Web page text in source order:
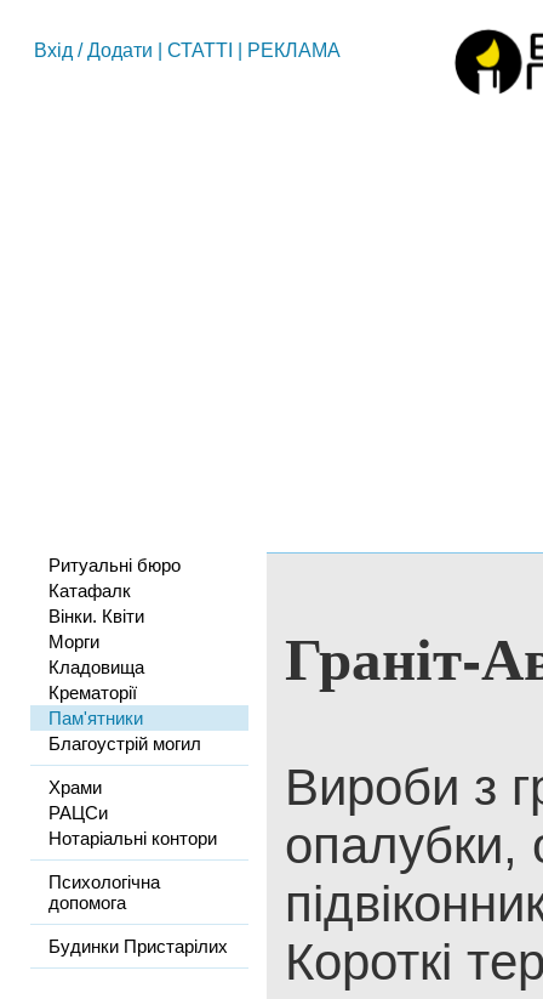
Вхід /Додати СТАТТІ РЕКЛАМА
Ритуальні бюро
Катафалк
Вінки. Квіти
Морги
Кладовища
Крематорії
Пам'ятники
Благоустрій могил
Храми
РАЦСи
Нотаріальні контори
Психологічна
допомога
Будинки Пристарілих
Граніт-
Вироби з
опалубки,
Короткі